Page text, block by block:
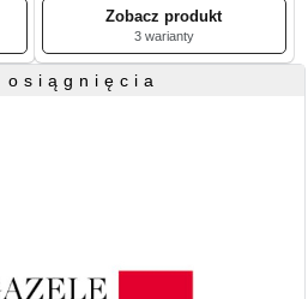
3 warianty
osiągnięcia